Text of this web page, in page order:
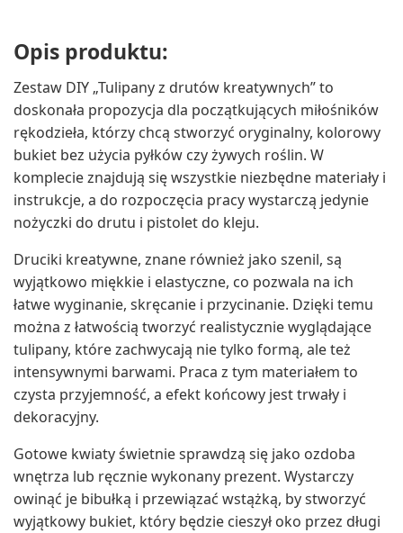
Opis produktu:
Zestaw DIY „Tulipany z drutów kreatywnych” to
doskonała propozycja dla początkujących miłośników
rękodzieła, którzy chcą stworzyć oryginalny, kolorowy
bukiet bez użycia pyłków czy żywych roślin. W
komplecie znajdują się wszystkie niezbędne materiały i
instrukcje, a do rozpoczęcia pracy wystarczą jedynie
nożyczki do drutu i pistolet do kleju.
Druciki kreatywne, znane również jako szenil, są
wyjątkowo miękkie i elastyczne, co pozwala na ich
łatwe wyginanie, skręcanie i przycinanie. Dzięki temu
można z łatwością tworzyć realistycznie wyglądające
tulipany, które zachwycają nie tylko formą, ale też
intensywnymi barwami. Praca z tym materiałem to
czysta przyjemność, a efekt końcowy jest trwały i
dekoracyjny.
Gotowe kwiaty świetnie sprawdzą się jako ozdoba
wnętrza lub ręcznie wykonany prezent. Wystarczy
owinąć je bibułką i przewiązać wstążką, by stworzyć
wyjątkowy bukiet, który będzie cieszył oko przez długi